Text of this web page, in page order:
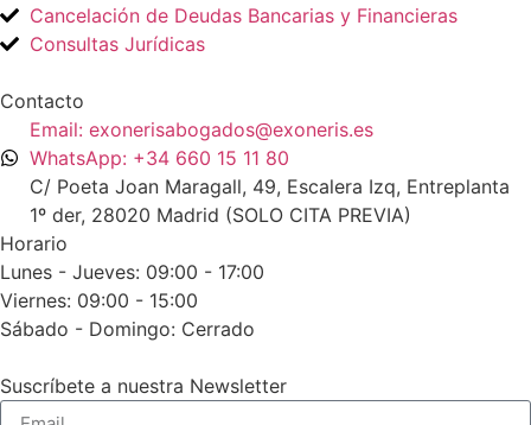
Cancelación de Deudas Bancarias y Financieras
Consultas Jurídicas
Contacto
Email: exonerisabogados@exoneris.es
WhatsApp: +34 660 15 11 80
C/ Poeta Joan Maragall, 49, Escalera Izq, Entreplanta
1º der, 28020 Madrid (SOLO CITA PREVIA)
Horario
Lunes - Jueves: 09:00 - 17:00
Viernes: 09:00 - 15:00
Sábado - Domingo: Cerrado
Suscríbete a nuestra Newsletter